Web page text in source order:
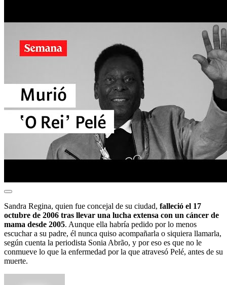
Sandra Regina, quien fue concejal de su ciudad, falleció el 17
octubre de 2006 tras llevar una lucha extensa con un cáncer de
mama desde 2005. Aunque ella habría pedido por lo menos
escuchar a su padre, él nunca quiso acompañarla o siquiera llamarla,
según cuenta la periodista Sonia Abrão, y por eso es que no le
conmueve lo que la enfermedad por la que atravesó Pelé, antes de su
muerte.